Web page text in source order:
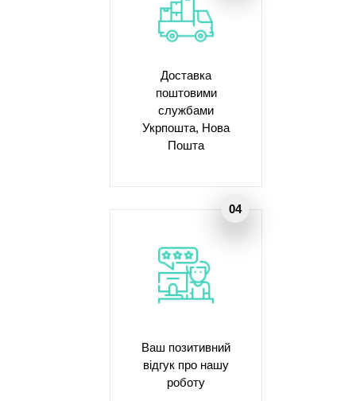
Доставка
поштовими
службами
Укрпошта, Нова
Пошта
Ваш позитивний
відгук про нашу
роботу